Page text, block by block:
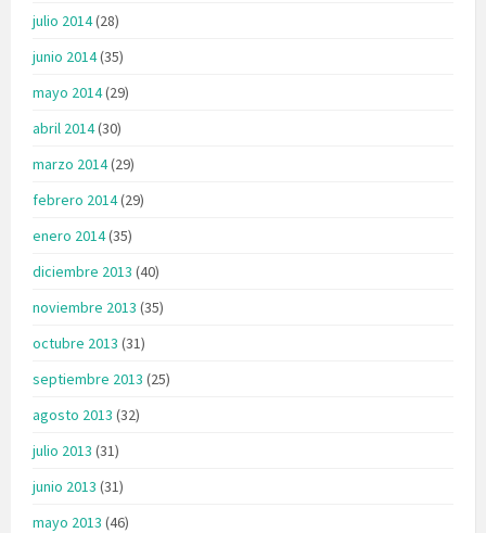
julio 2014(28)
junio 2014(35)
mayo 2014(29)
abril 2014(30)
marzo 2014(29)
febrero 2014(29)
enero 2014(35)
diciembre 2013 (40)
noviembre 2013 (35)
octubre 2013 (31)
septiembre 2013 (25)
agosto 2013 (32)
julio 2013 (31)
junio 2013 (31)
mayo 2013 (46)